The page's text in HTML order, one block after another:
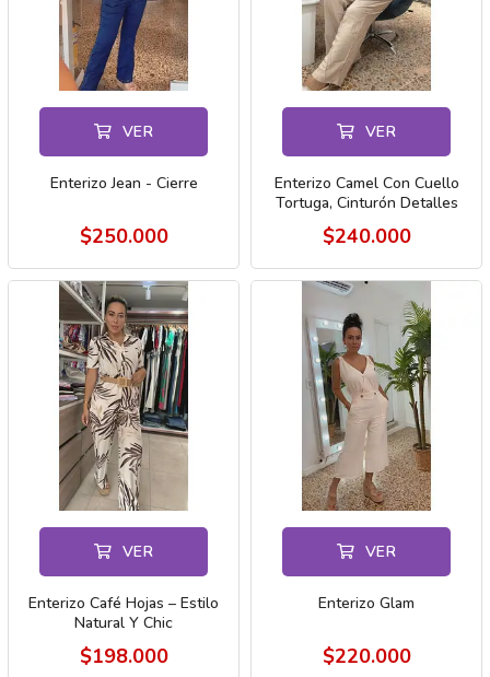
VER
Enterizo Jean - Cierre
$250.000
VER
Enterizo Camel Con Cuello
Tortuga, Cinturón Detalles
$240.000
VER
Enterizo Café Hojas – Estilo
Natural Y Chic
$198.000
VER
Enterizo Glam
$220.000